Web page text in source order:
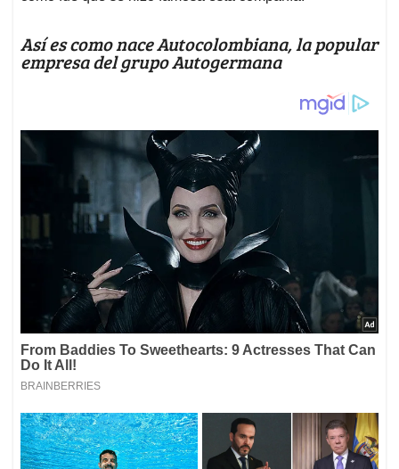
Así es como nace Autocolombiana, la popular
empresa del grupo Autogermana